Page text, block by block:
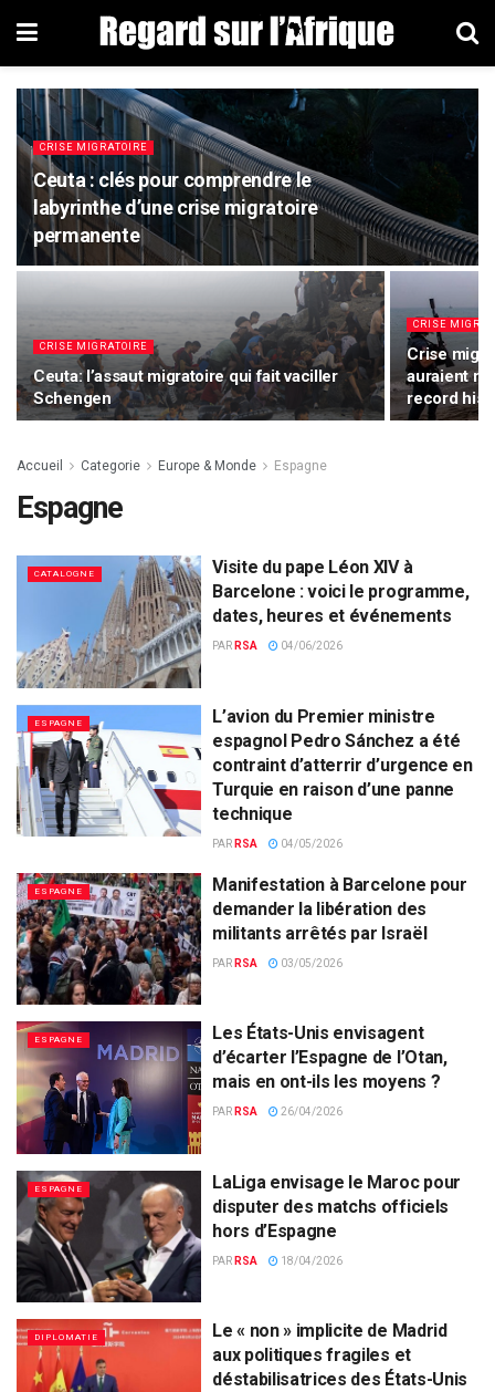
CRISE MIGRATOIRE
Ceuta : clés pour comprendre le
labyrinthe d’une crise migratoire
permanente
CRISE MIGRATOIRE
Ceuta: l’assaut migratoire qui fait vaciller
Schengen
CRISE
Crise
auraient
record
Accueil Categorie Europe & Monde Espagne
Espagne
CATALOGNE
Visite du pape Léon XIV à
Barcelone : voici le programme,
dates, heures et événements
PAR RSA 04/06/2026
ESPAGNE
L’avion du Premier ministre
espagnol Pedro Sánchez a été
contraint d’atterrir d’urgence en
Turquie en raison d’une panne
technique
PAR RSA 04/05/2026
ESPAGNE
Manifestation à Barcelone pour
demander la libération des
militants arrêtés par Israël
PAR RSA 03/05/2026
ESPAGNE
Les États-Unis envisagent
d’écarter l’Espagne de l’Otan,
mais en ont-ils les moyens ?
PAR RSA 26/04/2026
ESPAGNE
LaLiga envisage le Maroc pour
disputer des matchs officiels
hors d’Espagne
PAR RSA 18/04/2026
DIPLOMATIE
Le « non » implicite de Madrid
aux politiques fragiles et
déstabilisatrices des États-Unis